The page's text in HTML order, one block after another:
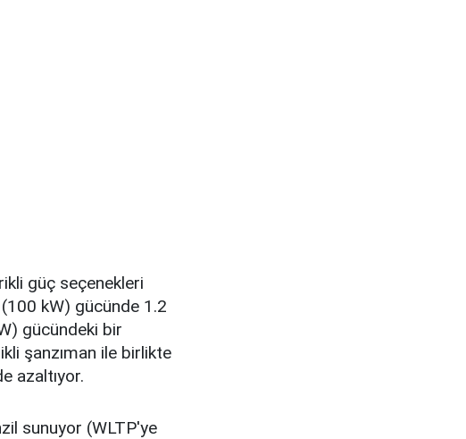
güç seçenekleri
kW) gücünde 1.2
gücündeki bir
şanzıman ile birlikte
azaltıyor.
sunuyor (WLTP'ye